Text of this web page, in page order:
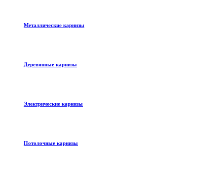
Металлические карнизы
Деревянные карнизы
Электрические карнизы
Потолочные карнизы